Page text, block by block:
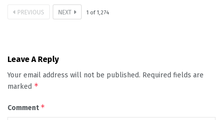
PREVIOUS NEXT 1 of 1,274
Leave A Reply
Your email address will not be published. Required fields are
marked *
Comment*